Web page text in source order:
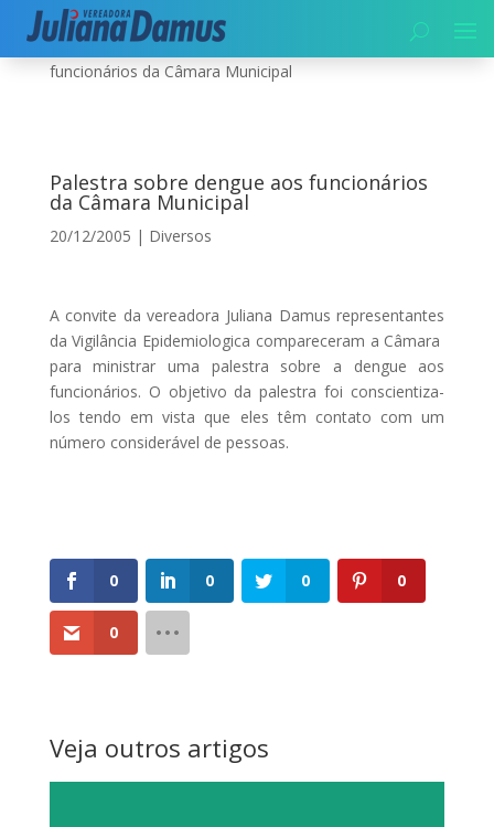
Início|Diversos|Palestra sobre dengue aos
funcionários da Câmara Municipal
Palestra sobre dengue aos funcionários
da Câmara Municipal
20/12/2005 | Diversos
A convite da vereadora Juliana Damus representantes
da Vigilância Epidemiologica compareceram a Câmara
para ministrar uma palestra sobre a dengue aos
funcionários. O objetivo da palestra foi conscientiza-
los tendo em vista que eles têm contato com um
número considerável de pessoas.
0 0 0 0
0
Veja outros artigos